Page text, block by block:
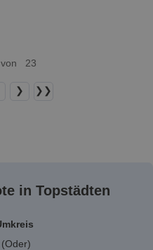
23
❯ ❯❯
in Topstädten